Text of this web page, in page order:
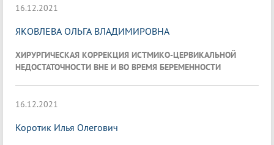
16.12.2021
ЯКОВЛЕВА ОЛЬГА ВЛАДИМИРОВНА
ХИРУРГИЧЕСКАЯ КОРРЕКЦИЯ ИСТМИКО-ЦЕРВИКАЛЬНОЙ
НЕДОСТАТОЧНОСТИ ВНЕ И ВО ВРЕМЯ БЕРЕМЕННОСТИ
16.12.2021
Коротик Илья Олегович